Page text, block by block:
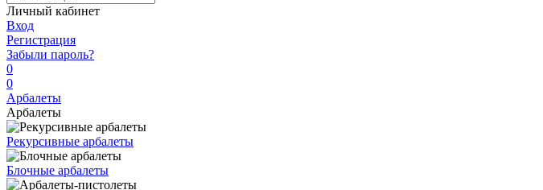
Личный кабинет
Вход
Регистрация
Забыли пароль?
0
0
Арбалеты
Арбалеты
Рекурсивные арбалеты
Блочные арбалеты